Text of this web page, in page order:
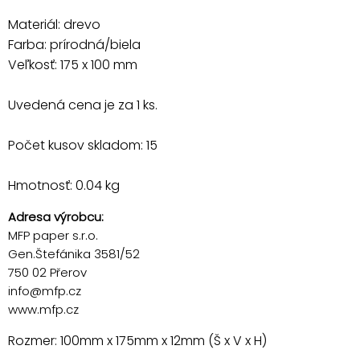
Materiál: drevo
Farba: prírodná/biela
Veľkosť: 175 x 100 mm
Uvedená cena je za 1 ks.
Počet kusov skladom: 15
Hmotnosť: 0.04 kg
Adresa výrobcu:
MFP paper s.r.o.
Gen.Štefánika 3581/52
750 02 Přerov
info@mfp.cz
www.mfp.cz
Rozmer: 100mm x 175mm x 12mm (Š x V x H)